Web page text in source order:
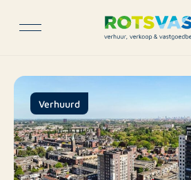
Verhuurd